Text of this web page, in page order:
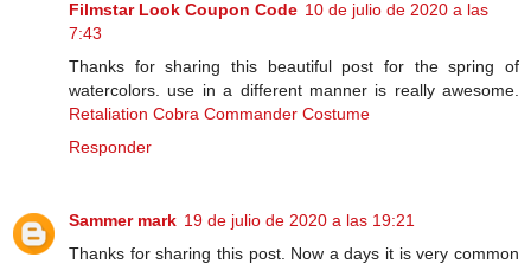
Filmstar Look Coupon Code 10 de julio de 2020 a las
7:43
Thanks for sharing this beautiful post for the spring of
watercolors. use in a different manner is really awesome.
Retaliation Cobra Commander Costume
Responder
Sammer mark 19 de julio de 2020 a las 19:21
Thanks for sharing this post. Now a days it is very common